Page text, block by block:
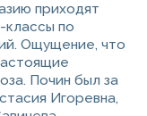
приходят
по
Ощущение, что
Почин был за
Игоревна,